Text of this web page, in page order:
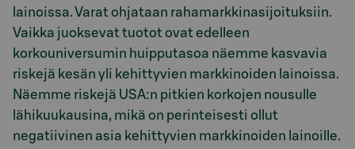
lainoissa. Varat ohjataan rahamarkkinasijoituksiin.
Vaikka juoksevat tuotot ovat edelleen
korkouniversumin huipputasoa näemme kasvavia
riskejä kesän yli kehittyvien markkinoiden lainoissa.
Näemme riskejä USA:n pitkien korkojen nousulle
lähikuukausina, mikä on perinteisesti ollut
negatiivinen asia kehittyvien markkinoiden lainoille.